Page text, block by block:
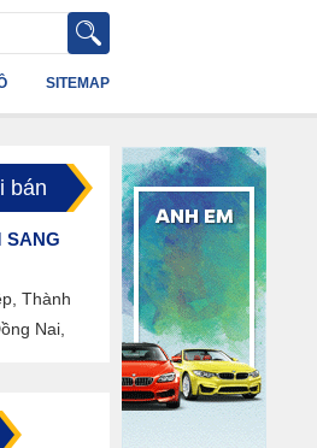
SITEMAP
bán
SANG
Thành
Nai,